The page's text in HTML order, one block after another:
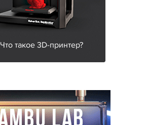
Что такое 3D-принтер?